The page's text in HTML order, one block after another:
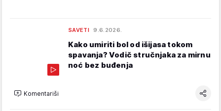
SAVETI 9.6.2026.
Kako umiriti bol od išijasa tokom
spavanja? Vodič stručnjaka za mirnu
noć bez buđenja
Komentariši